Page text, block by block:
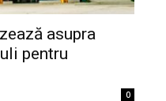
asupra
pentru
0